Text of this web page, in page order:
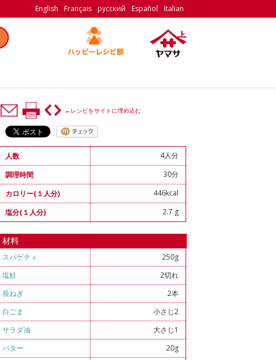
English Français русский Español Italian
←レシピをサイトに埋め込む
人数
4人分
調理時間
30分
カロリー(１人分)
446kcal
塩分(１人分)
2.7 g
材料
スパゲティ
250g
塩鮭
2切れ
長ねぎ
2本
白ごま
小さじ2
サラダ油
大さじ1
バター
20g